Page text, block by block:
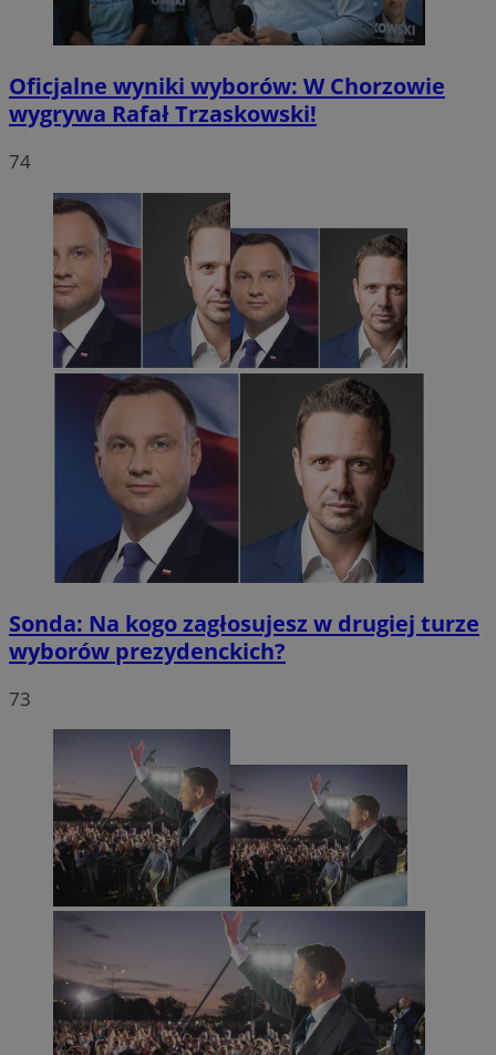
Oficjalne wyniki wyborów: W Chorzowie
wygrywa Rafał Trzaskowski!
74
Sonda: Na kogo zagłosujesz w drugiej turze
wyborów prezydenckich?
73